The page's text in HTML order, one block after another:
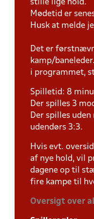
stille lige hold.
Mødetid er
Husk at melde
Det er
kamp/
i programmet,
Spilletid: 8
Der spilles 3
Der spilles
udendørs 3:3.
Hvis evt.
af nye hold, vil
dagene op til
fire kampe til
Oversigt over